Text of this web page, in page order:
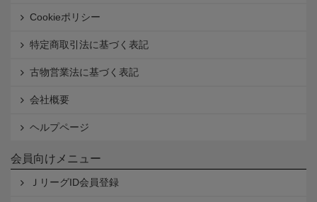
Cookieポリシー
特定商取引法に基づく表記
古物営業法に基づく表記
会社概要
ヘルプページ
会員向けメニュー
ＪリーグID会員登録